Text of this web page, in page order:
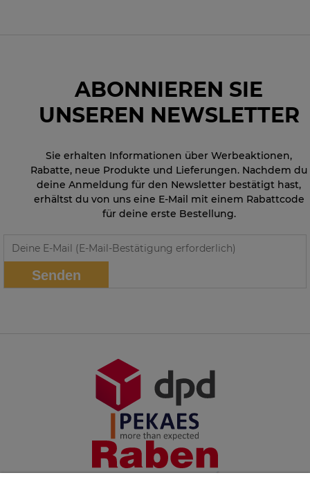
ABONNIEREN SIE
UNSEREN NEWSLETTER
Sie erhalten Informationen über Werbeaktionen,
Rabatte, neue Produkte und Lieferungen. Nachdem du
deine Anmeldung für den Newsletter bestätigt hast,
erhältst du von uns eine E-Mail mit einem Rabattcode
für deine erste Bestellung.
Senden